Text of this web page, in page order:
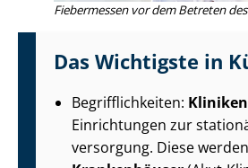
Fiebermessen vor dem Betreten
Das Wichtigste in
Be­griff­lich­kei­ten: Kliniken
Einrichtungen zur
ver­sor­gung. Diese